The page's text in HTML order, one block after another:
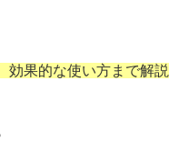
効果的な使い方まで解説